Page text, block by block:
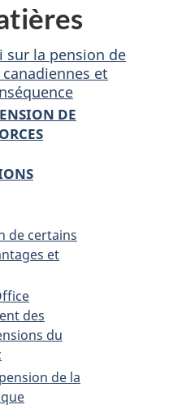
sur la pension de
et
DE
de certains
et
des
du
de la